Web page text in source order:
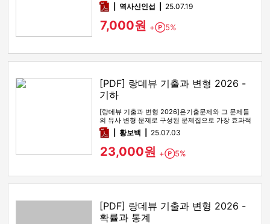
pdf역사신인섭 25.07.19
7,000원 + Point
5%
[PDF] 랑데뷰 기출과 변형 2026 -
기하
[랑데뷰 기출과 변형 2026]은기출문제와 그 문제들
의 유사 변형 문제로 구성된 문제집으로 가장 효과적
인 기출문제 공부 방법…
pdf황보백 25.07.03
23,000원 + Point
5%
[PDF] 랑데뷰 기출과 변형 2026 -
확률과 통계